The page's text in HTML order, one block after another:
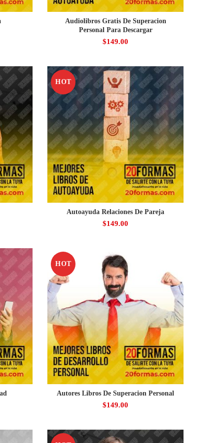
Audiolibros Gratis De Superacion
Personal Para Descargar
$149.00
HOT
Autoayuda Relaciones De Pareja
$149.00
HOT
Autores Libros De Superacion Personal
$149.00